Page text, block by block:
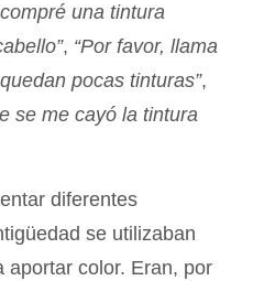
una tintura
, “Por favor, llama
pocas tinturas”,
se me cayó la tintura
diferentes
se utilizaban
aportar color. Eran, por